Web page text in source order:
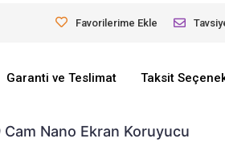
Favorilerime Ekle
Garanti ve Teslimat Taksit
Nano Ekran Koruyucu